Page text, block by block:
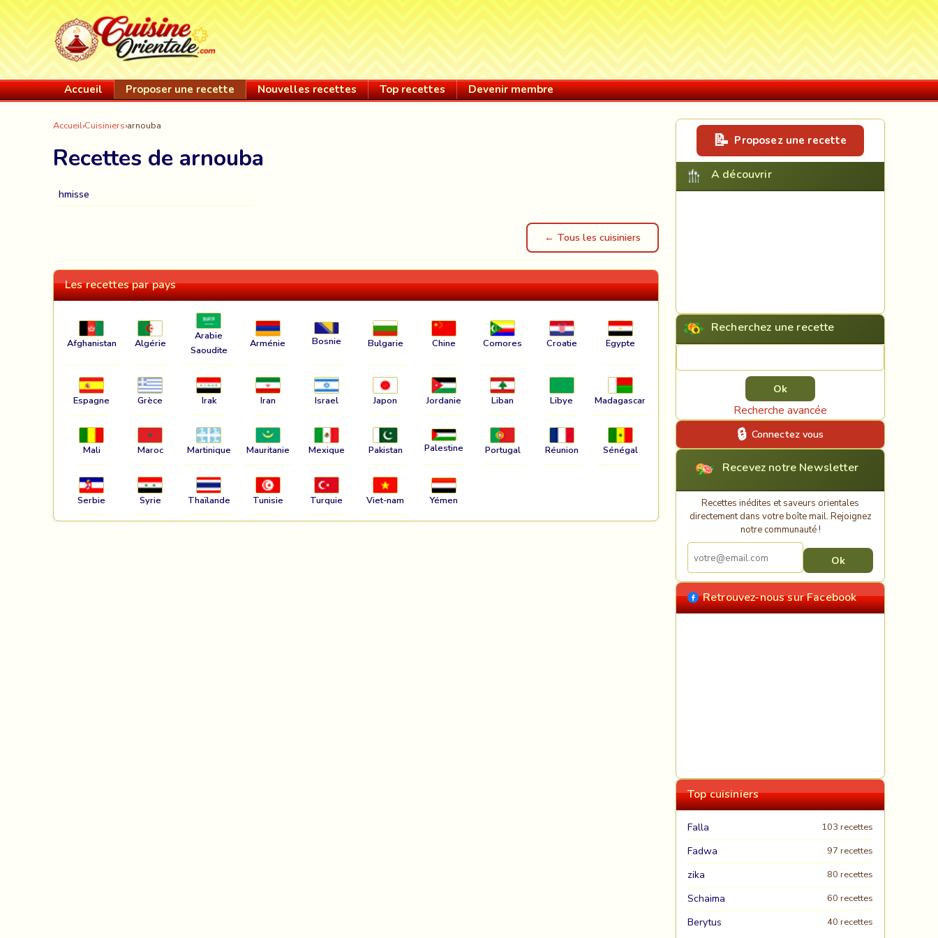
Accueil Proposer une recette Nouvelles recettes Top recettes Devenir membre
Accueil›Cuisiniers›arnouba
Recettes de arnouba
hmisse
← Tous les cuisiniers
Les recettes par pays
Afghanistan Algérie
Arabie
Saoudite
Arménie Bosnie Bulgarie Chine Comores Croatie Egypte
Espagne Grèce Irak Iran Israel Japon Jordanie Liban Libye Madagascar
Mali Maroc Martinique Mauritanie Mexique Pakistan Palestine Portugal Réunion Sénégal
Serbie Syrie Thaïlande Tunisie Turquie Viet-nam Yémen
Proposez une recette
A découvrir
Recherchez une recette
Recherche avancée
Connectez vous
Recevez notre Newsletter
Recettes inédites et saveurs orientales
directement dans votre boîte mail. Rejoignez
notre communauté !
Retrouvez-nous sur Facebook
Top cuisiniers
Falla 103 recettes
Fadwa 97 recettes
zika 80 recettes
Schaima 60 recettes
Berytus 40 recettes